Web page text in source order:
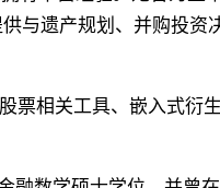
与遗产规划、并购投资
票相关工具、嵌入式衍